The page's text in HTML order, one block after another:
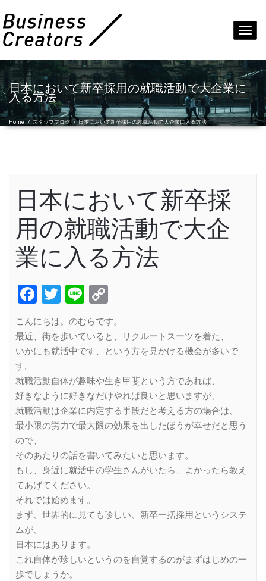
日本において新卒採用の就職活動で大企業に
入る方法
Home / スタッフブログ /日本において新卒採用の就職活動で大企業に入る方法
日本において新卒採
用の就職活動で大企
業に入る方法
Facebook
Twitter
Line
Link
こんにちは。のむらです。
最近、街を歩いていると、リクルートスーツを着た、
いかにも就活中です、という方を見かける機会が多いで
す。
就職活動自体が趣味や生き甲斐という方であれば、
好きなように好きなだけやれば良いと思いますが、
就職活動は企業に内定する手段だと考える方の場合は、
最小限の労力で最大限の効果を出したほうが幸せだと思う
ので、
そのあたりの話を書いてみたいと思います。
もし、身近に就活中の学生さんがいたら、よかったら教え
てあげてください。
それでは始めます。
まず、世界的に見ても珍しい、新卒一括採用というシステ
ムが、
日本にはあります。
これ自体が珍しいというのを自覚するのがまずはじめの一
歩でしょうか。